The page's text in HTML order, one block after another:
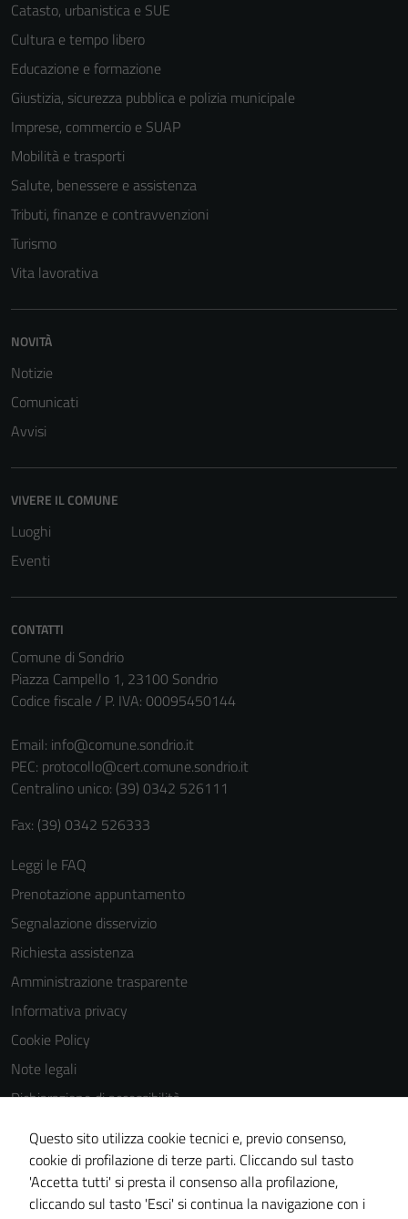
Catasto, urbanistica e SUE
Cultura e tempo libero
Educazione e formazione
Giustizia, sicurezza pubblica e polizia municipale
Imprese, commercio e SUAP
Mobilità e trasporti
Salute, benessere e assistenza
Tributi, finanze e contravvenzioni
Turismo
Vita lavorativa
NOVITÀ
Notizie
Comunicati
Avvisi
VIVERE IL COMUNE
Luoghi
Eventi
CONTATTI
Comune di Sondrio
Piazza Campello 1, 23100 Sondrio
Codice fiscale / P. IVA: 00095450144
Email: info@comune.sondrio.it
PEC: protocollo@cert.comune.sondrio.it
Centralino unico: (39) 0342 526111
Fax: (39) 0342 526333
Leggi le FAQ
Prenotazione appuntamento
Segnalazione disservizio
Richiesta assistenza
Amministrazione trasparente
Informativa privacy
Cookie Policy
Note legali
Dichiarazione di accessibilità
Dichiarazione di accessibilità Servizi
Whistleblowing
Piano di miglioramento del sito
Area riservata
Questo sito utilizza cookie tecnici e, previo consenso,
cookie di profilazione di terze parti. Cliccando sul tasto
'Accetta tutti' si presta il consenso alla profilazione,
cliccando sul tasto 'Esci' si continua la navigazione con i
per il
disabilitati.
informazioni